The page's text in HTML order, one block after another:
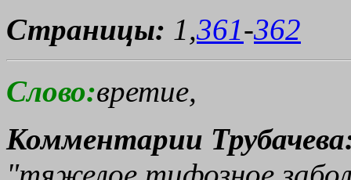
Страницы: 1,361-362
Слово:вретие,
Комментарии